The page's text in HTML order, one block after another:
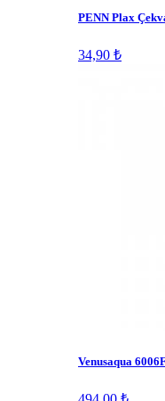
PENN Plax
34,90 ₺
Venusaqua